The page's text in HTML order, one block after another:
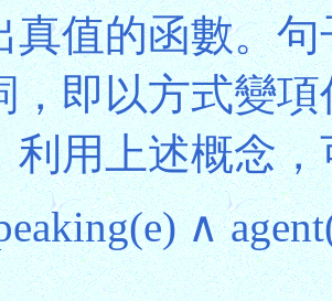
真值的函數。
，即以方式變
利用上述概念
∧